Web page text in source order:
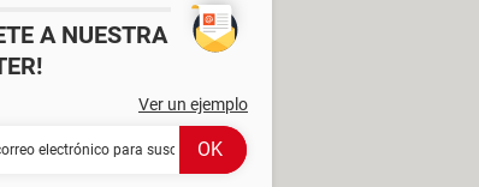
A NUESTRA
Ver un ejemplo